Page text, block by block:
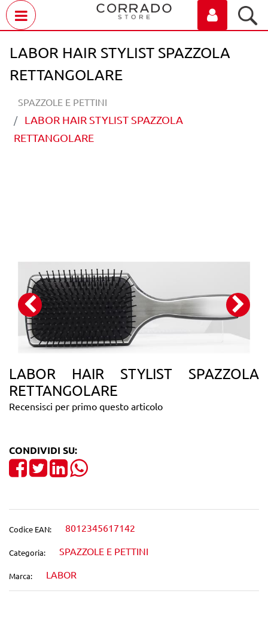
LABOR HAIR STYLIST SPAZZOLA
RETTANGOLARE
SPAZZOLE E PETTINI
LABOR HAIR STYLIST SPAZZOLA
RETTANGOLARE
LABOR HAIR STYLIST SPAZZOLA
RETTANGOLARE
Recensisci per primo questo articolo
CONDIVIDI SU:
Share on Facebook
TweetShare on LinkedIn
Codice EAN: 8012345617142
Categoria: SPAZZOLE E PETTINI
Marca: LABOR